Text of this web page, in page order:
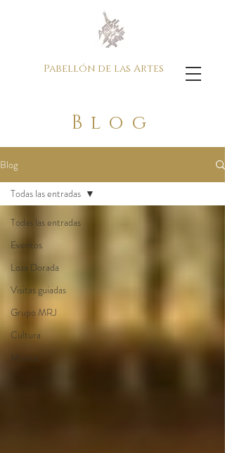
Pabellón de las Artes
Blog
Blog
Todas las entradas
Eventos
Loza Dorada
Visitas guiadas
Grupo MRJ
Cultura
Música
Todas las entradas